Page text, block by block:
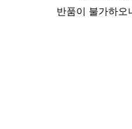
반품이 불가하오